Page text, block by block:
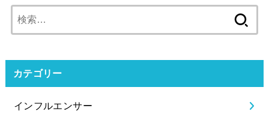
索:
カテゴリー
インフルエンサー